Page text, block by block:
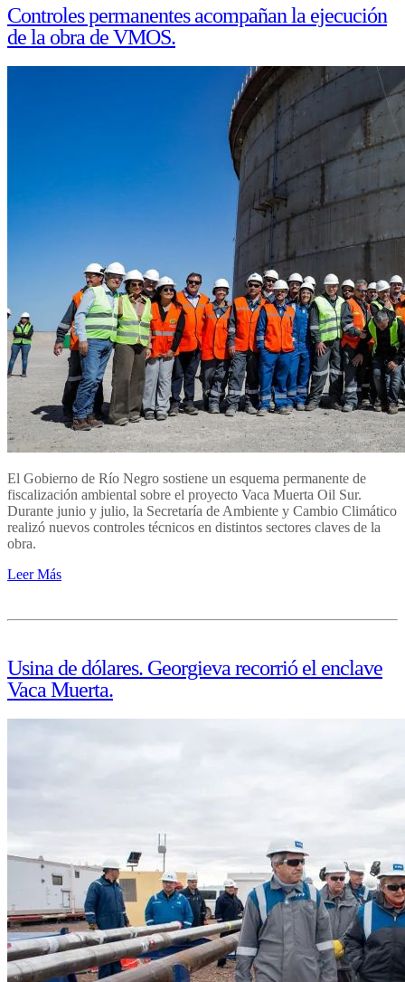
Controles permanentes acompañan la ejecución
de la obra de VMOS.
El Gobierno de Río Negro sostiene un esquema permanente de
fiscalización ambiental sobre el proyecto Vaca Muerta Oil Sur.
Durante junio y julio, la Secretaría de Ambiente y Cambio Climático
realizó nuevos controles técnicos en distintos sectores claves de la
obra.
Leer Más
Usina de dólares. Georgieva recorrió el enclave
Vaca Muerta.